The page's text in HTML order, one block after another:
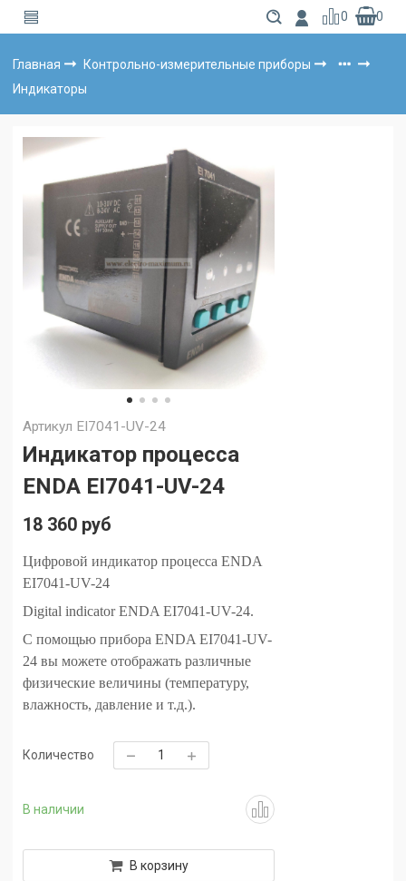
0 0
Главная
Контрольно-измерительные приборы
Индикаторы
Артикул EI7041-UV-24
Индикатор процесса
ENDA EI7041-UV-24
В наличии
18 360 руб
Цифровой индикатор процесса ENDA
EI7041-UV-24
Digital indicator ENDA EI7041-UV-24.
С помощью прибора ENDA EI7041-UV-
24 вы можете отображать различные
физические величины (температуру,
влажность, давление и т.д.).
Количество
В корзину